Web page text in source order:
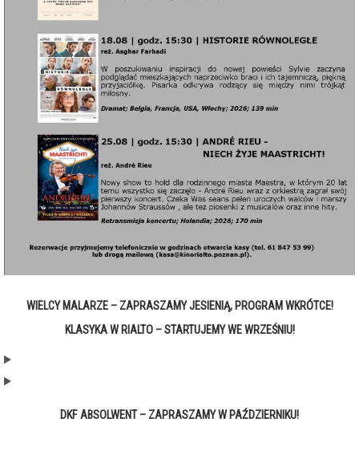
WIELCY MALARZE – ZAPRASZAMY JESIENIĄ, PROGRAM WKRÓTCE!
KLASYKA W RIALTO – STARTUJEMY WE WRZEŚNIU!
DKF ABSOLWENT – ZAPRASZAMY W PAŹDZIERNIKU!